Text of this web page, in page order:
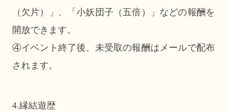
（欠片）」、「小妖団子（五倍）」などの報酬を
開放できます。
④イベント終了後、未受取の報酬はメールで配布
されます。
4.縁結遊歴